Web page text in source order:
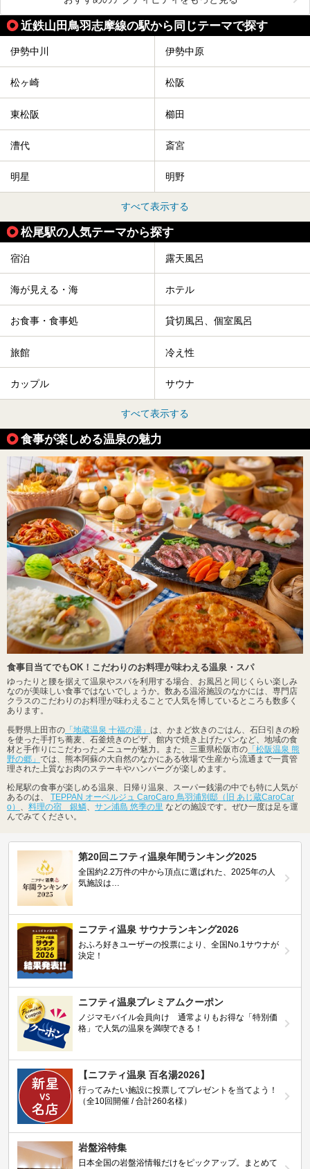
近鉄山田鳥羽志摩線の駅から同じテーマで探す
伊勢中川 伊勢中原
松ヶ崎 松阪
東松阪 櫛田
漕代 斎宮
明星 明野
すべて表示する
松尾駅の人気テーマから探す
宿泊 露天風呂
海が見える・海 ホテル
お食事・食事処 貸切風呂、個室風呂
旅館 冷え性
カップル サウナ
すべて表示する
食事が楽しめる温泉の魅力
食事目当てでもOK！こだわりのお料理が味わえる温泉・スパ
ゆったりと腰を据えて温泉やスパを利用する場合、お風呂と同じくらい楽しみ
なのが美味しい食事ではないでしょうか。数ある温浴施設のなかには、専門店
クラスのこだわりのお料理が味わえることで人気を博しているところも数多く
あります。
長野県上田市の 「地蔵温泉 十福の湯」 は、かまど炊きのごはん、石臼引きの粉
を使った手打ち蕎麦、石釜焼きのピザ、館内で焼き上げたパンなど、地域の食
材と手作りにこだわったメニューが魅力。また、三重県松阪市の 「松阪温泉 熊
野の郷」 では、熊本阿蘇の大自然のなかにある牧場で生産から流通まで一貫管
理された上質なお肉のステーキやハンバーグが楽しめます。
松尾駅の食事が楽しめる温泉、日帰り温泉、スーパー銭湯の中でも特に人気が
あるのは、 TEPPAN オーベルジュ CaroCaro 鳥羽浦別邸（旧 あじ蔵CaroCar
o）
料理の宿 銀鱗 サン浦島 悠季の里 などの施設です。ぜひ一度は足を運
んでみてください。
第20回ニフティ温泉年間ランキング2025
全国約2.2万件の中から頂点に選ばれた、2025年の人
気施設は…
ニフティ温泉 サウナランキング2026
おふろ好きユーザーの投票により、全国No.1サウナが
決定！
ニフティ温泉プレミアムクーポン
ノジマモバイル会員向け 通常よりもお得な「特別価
格」で人気の温泉を満喫できる！
【ニフティ温泉 百名湯2026】
行ってみたい施設に投票してプレゼントを当てよう！
（全10回開催 / 合計260名様）
岩盤浴特集
日本全国の岩盤浴情報だけをピックアップ。まとめて